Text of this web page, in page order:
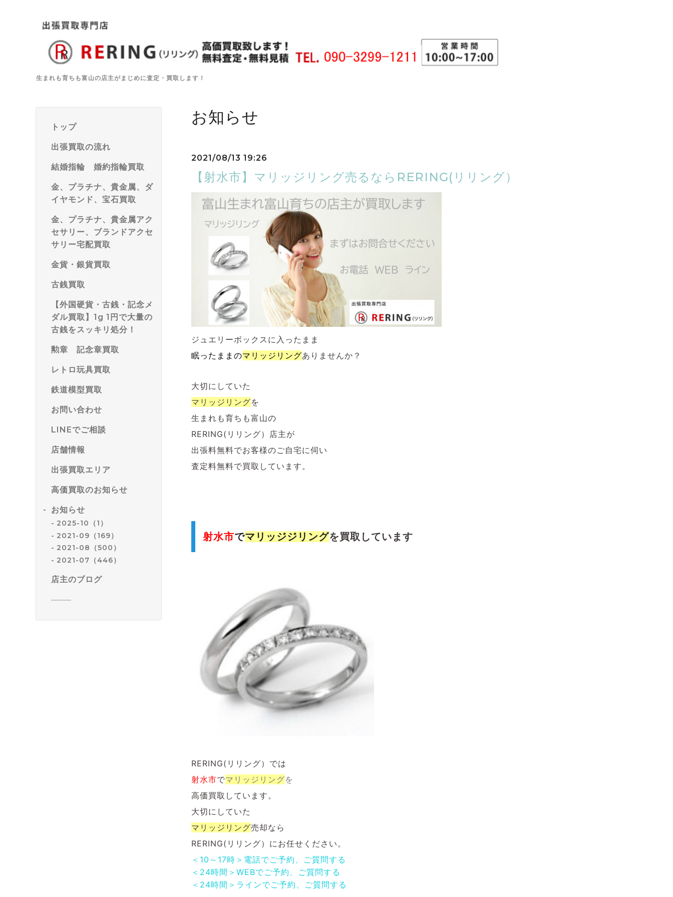
生まれも育ちも富山の店主がまじめに査定・買取します！
トップ
出張買取の流れ
結婚指輪 婚約指輪買取
金、プラチナ、貴金属、ダ
イヤモンド、宝石買取
金、プラチナ、貴金属アク
セサリー、ブランドアクセ
サリー宅配買取
金貨・銀貨買取
古銭買取
【外国硬貨・古銭・記念メ
ダル買取】1g 1円で大量の
古銭をスッキリ処分！
勲章 記念章買取
レトロ玩具買取
鉄道模型買取
お問い合わせ
LINEでご相談
店舗情報
出張買取エリア
高価買取のお知らせ
お知らせ
2025-10（1）
2021-09（169）
2021-08（500）
2021-07（446）
店主のブログ
お知らせ
2021/08/13 19:26
【射水市】マリッジリング売るならRERING(リリング）
ジュエリーボックスに入ったまま
眠ったままのマリッジ リングありませんか？
大切にしていた
マリッジリングを
生まれも育ちも富山の
RERING(リリング）店主が
出張料無料でお客様のご自宅に伺い
査定料無料で買取しています。
射水市でマリッジジリングを買取しています
RERING(リリング）では
射水市でマリッジ リングを
高価買取しています。
大切にしていた
マリッジリング売却なら
RERING(リリング）にお任せください。
＜10～17時＞電話でご予約、ご質問する
＜24時間＞WEBでご予約、ご質問する
＜24時間＞ラインでご予約、ご質問する